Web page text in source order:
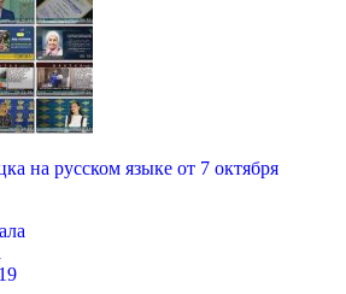
на русском языке от 7 октября